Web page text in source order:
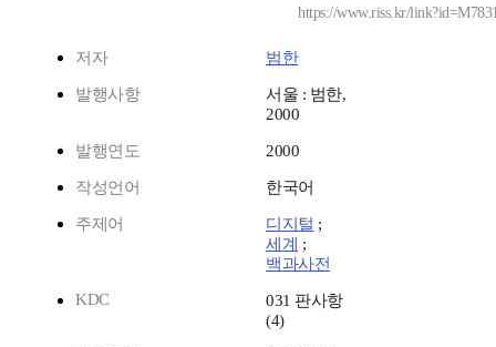
https://www.riss.kr/
저자 범한
발행사항
서울 : 범한,
2000
발행연도 2000
작성언어 한국어
주제어 디지털 ;
세계 ;
백과사전
KDC
031 판사항
(4)